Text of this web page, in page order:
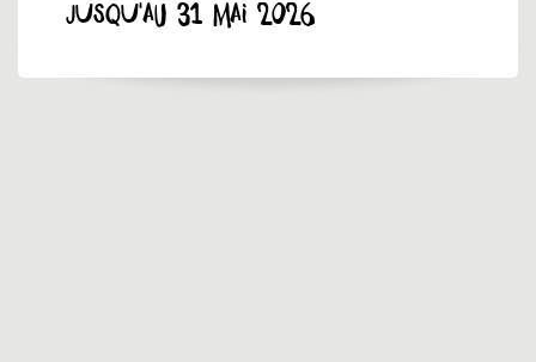
jusqu'au 31 mai 2026